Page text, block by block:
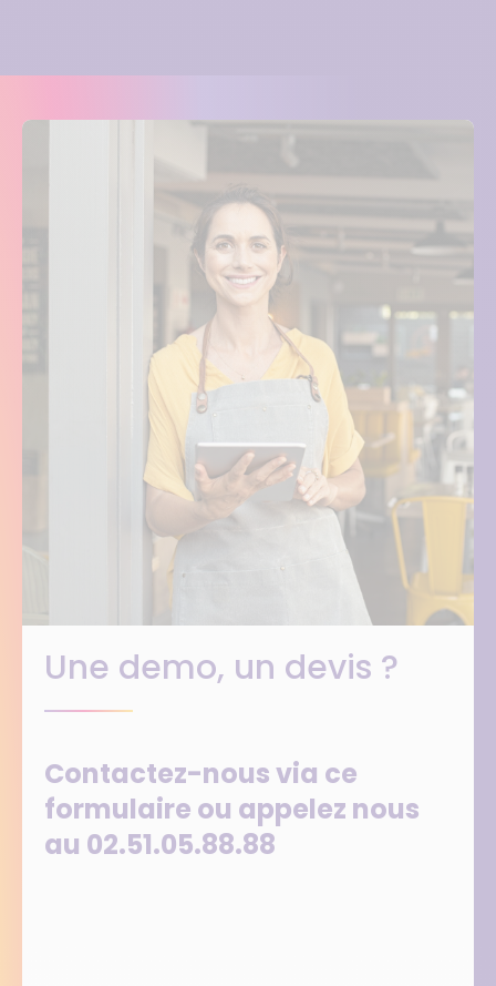
Une demo, un devis ?
Contactez-nous via ce
formulaire ou appelez nous
au 02.51.05.88.88